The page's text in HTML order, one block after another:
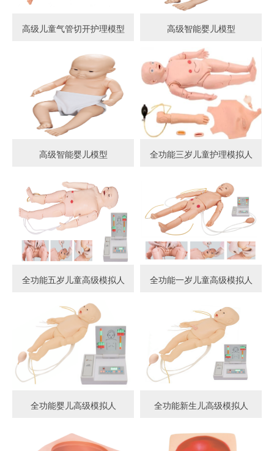
高级儿童气管切开护理模型 高级智能婴儿模型
高级智能婴儿模型 全功能三岁儿童护理模拟人
全功能五岁儿童高级模拟人 全功能一岁儿童高级模拟人
全功能婴儿高级模拟人 全功能新生儿高级模拟人